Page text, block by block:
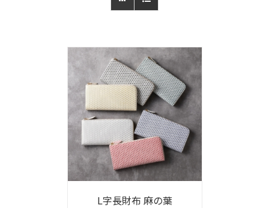
L字長財布 麻の葉